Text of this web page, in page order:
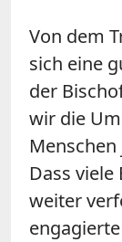
Von dem
sich eine
der
wir die
Dass
weiter